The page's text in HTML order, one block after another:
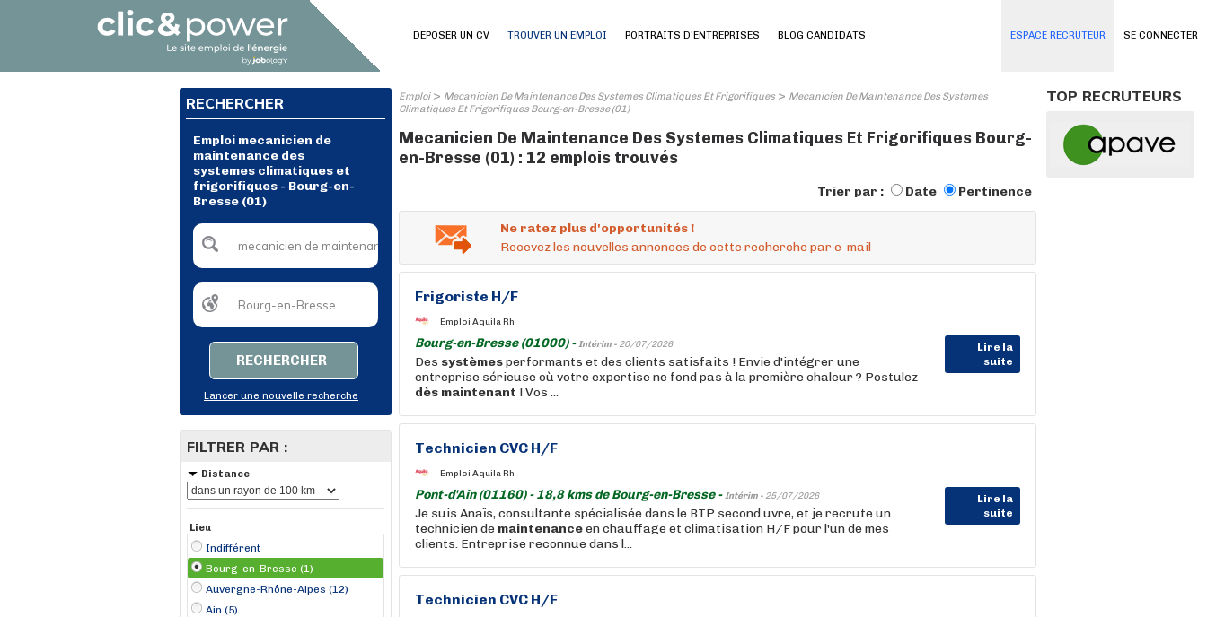
SE CONNECTER
DEPOSER UN CV TROUVER UN EMPLOI PORTRAITS D'ENTREPRISES BLOG CANDIDATS ESPACE RECRUTEUR
RECHERCHER
Emploi mecanicien de
maintenance des
systemes climatiques et
frigorifiques - Bourg-en-
Bresse (01)
RECHERCHER
Lancer une nouvelle recherche
FILTRER PAR :
Distance
Lieu
Indifférent
Bourg-en-Bresse (1)
Auvergne-Rhône-Alpes (12)
Ain (5)
Emploi> Mecanicien De Maintenance Des Systemes Climatiques Et Frigorifiques> Mecanicien De Maintenance Des Systemes
Climatiques Et Frigorifiques Bourg-en-Bresse (01)
Mecanicien De Maintenance Des Systemes Climatiques Et Frigorifiques Bourg-
en-Bresse (01) : 12 emplois trouvés
Trier par : Date Pertinence
Ne ratez plus d'opportunités !
Recevez les nouvelles annonces de cette recherche par e-mail
Frigoriste H/F
Emploi Aquila Rh
Bourg-en-Bresse (01000) -Intérim - 20/07/2026
Lire la
suite
Des systèmesperformants et des clients satisfaits ! Envie d'intégrer une
entreprise sérieuse où votre expertise ne fond pas à la première chaleur ? Postulez
dès maintenant ! Vos ...
Technicien CVC H/F
Emploi Aquila Rh
Pont-d'Ain (01160) - 18,8 kms de Bourg-en-Bresse -Intérim - 25/07/2026
Lire la
suite
Je suis Anaïs, consultante spécialisée dans le BTP second uvre, et je recrute un
technicien de maintenanceen chauffage et climatisation H/F pour l'un de mes
clients. Entreprise reconnue dans l...
Technicien CVC H/F
TOP RECRUTEURS